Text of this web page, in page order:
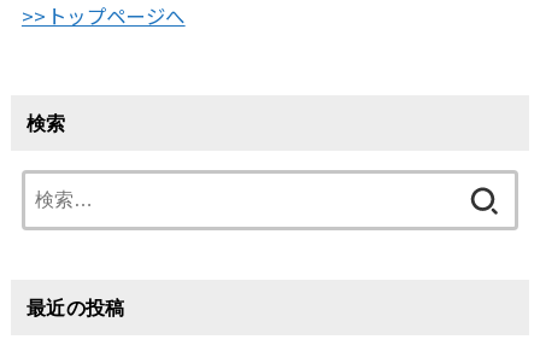
>>トップページへ
検索
索:
最近の投稿